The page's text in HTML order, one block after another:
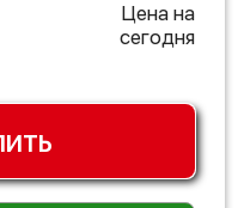
Цена на
сегодня